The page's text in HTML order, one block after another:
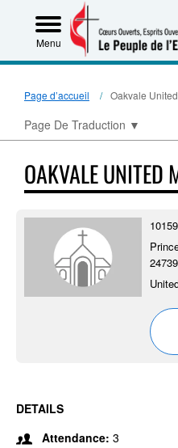
Menu
Page d’accueil Oakvale
Page De Traduction ▼
OAKVALE UNITED
24739
DETAILS
Attendance: 3